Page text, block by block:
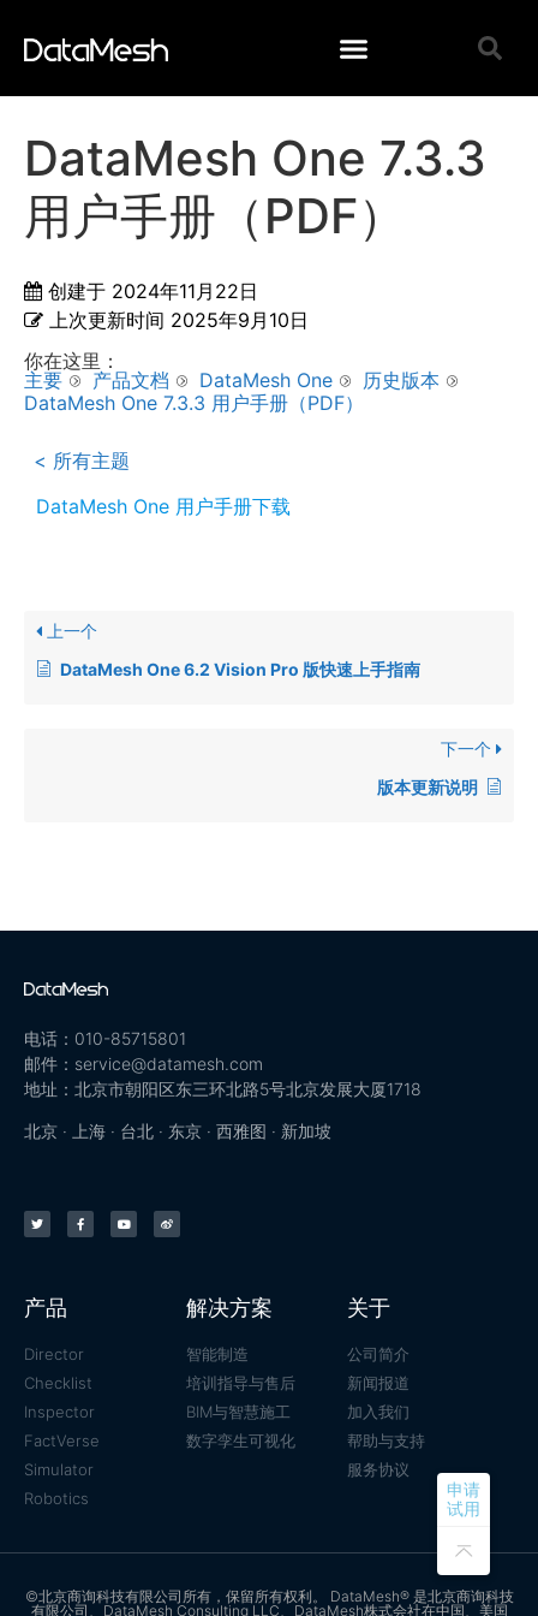
申请
试用
DataMesh One 7.3.3
用户手册（PDF）
创建于 2024年11月22日
上次更新时间 2025年9月10日
你在这里：
主要
产品文档 DataMesh One
历史版本
DataMesh One 7.3.3 用户手册（PDF）
< 所有主题
DataMesh One 用户手册下载
上一个
DataMesh One 6.2 Vision Pro 版快速上手指南
下一个
版本更新说明
电话：010-85715801
邮件：service@datamesh.com
地址：北京市朝阳区东三环北路5号北京发展大厦1718
北京 · 上海 · 台北 · 东京 · 西雅图 · 新加坡
产品
Director
Checklist
Inspector
FactVerse
Simulator
Robotics
解决方案
智能制造
培训指导与售后
BIM与智慧施工
数字孪生可视化
关于
公司简介
新闻报道
加入我们
帮助与支持
服务协议
©北京商询科技有限公司所有，保留所有权利。 DataMesh® 是北京商询科技
有限公司、DataMesh Consulting LLC、DataMesh株式会社在中国、美国